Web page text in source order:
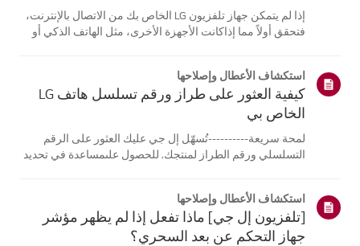
إذا لم يتمكن جهاز تلفزيون LG الخاص بك من الاتصال بالإنترنت،
فتحقق أولاً مما إذاكانت الأجهزة الأخرى، مثل الهاتف الذكي أو
تكمن في جها...
استكشاف الأعطال وإصلاحها
كيفية العثور على طراز ورقم تسلسل هاتف LG
الخاص بي
لمحة سريعة----------تُسهّل إل جي عليك العثور على الرقم
التسلسلي ورقم الطراز لمنتجك. للحصول علىمساعدة في تحديد
تختلف الصور أو ا...
استكشاف الأعطال وإصلاحها
[تلفزيون إل جي] ماذا تفعل إذا لم يظهر مؤشر
جهاز التحكم عن بعد السحري؟